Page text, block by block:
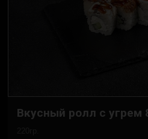
Вкусный ролл с угрем